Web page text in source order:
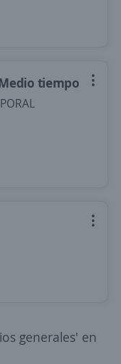
tiempo
generales' en